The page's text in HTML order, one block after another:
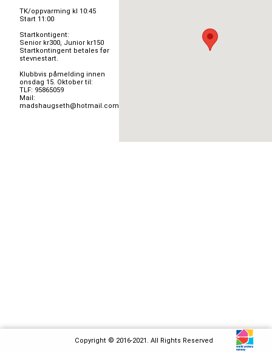
TK/oppvarming kl 10:45
Start 11:00
Startkontigent:
Senior kr300, Junior kr150
Startkontingent betales før
stevnestart.
Klubbvis påmelding innen
onsdag 15. Oktober til:
TLF: 95865059
Mail:
madshaugseth@hotmail.com
Copyright © 2016-2021. All Rights Reserved